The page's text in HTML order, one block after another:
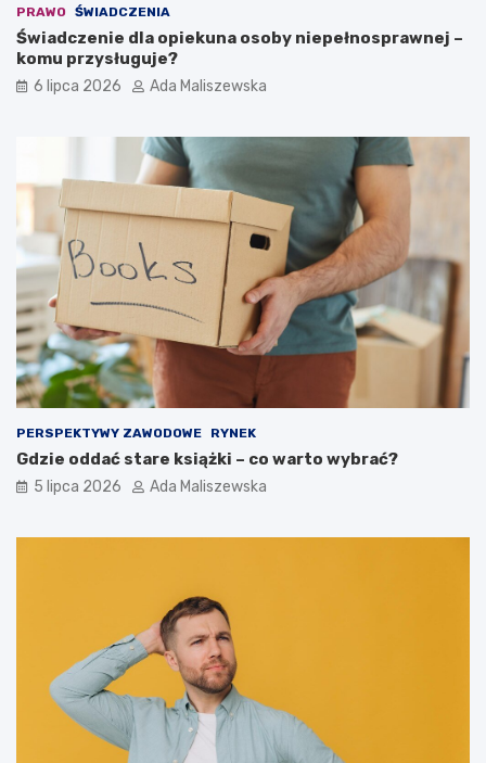
PRAWO ŚWIADCZENIA
Świadczenie dla opiekuna osoby niepełnosprawnej –
komu przysługuje?
6 lipca 2026 Ada Maliszewska
PERSPEKTYWY ZAWODOWE RYNEK
Gdzie oddać stare książki – co warto wybrać?
5 lipca 2026 Ada Maliszewska